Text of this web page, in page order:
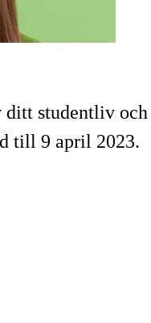
studentliv
till 9 april 2023.